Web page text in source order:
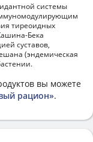
системы
тиреоидных
Бека
суставов,
(эндемическая
вы можете
рацион».